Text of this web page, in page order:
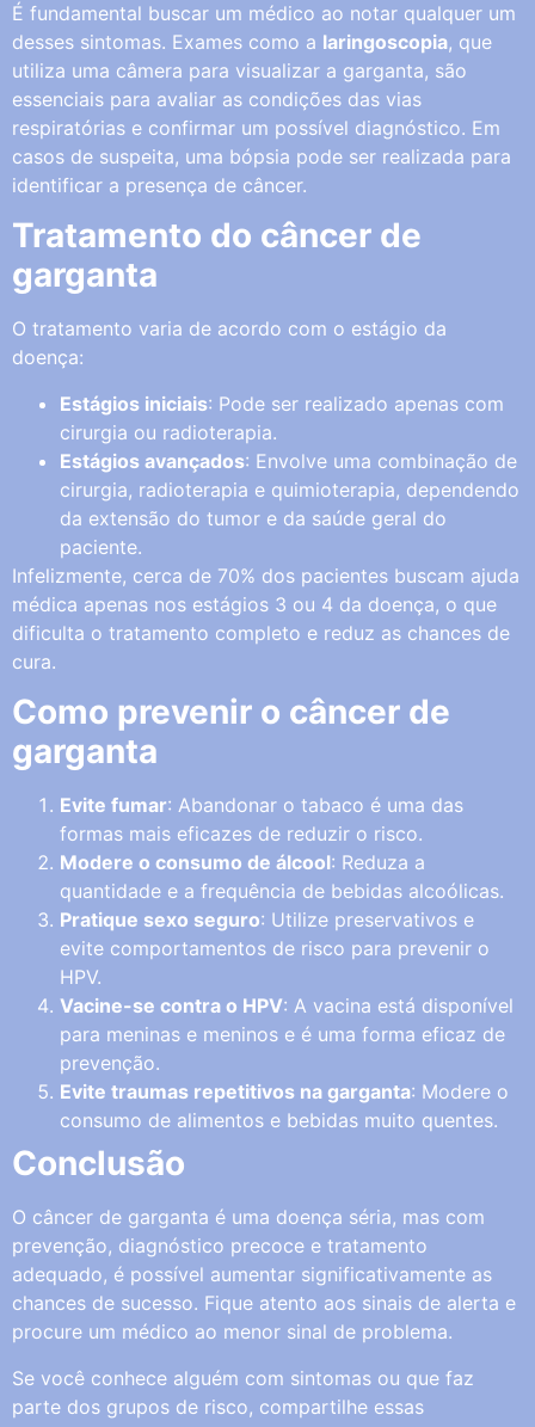
É fundamental buscar um médico ao notar qualquer um
desses sintomas. Exames como a laringoscopia, que
utiliza uma câmera para visualizar a garganta, são
essenciais para avaliar as condições das vias
respiratórias e confirmar um possível diagnóstico. Em
casos de suspeita, uma bópsia pode ser realizada para
identificar a presença de câncer.
Tratamento do câncer de
garganta
O tratamento varia de acordo com o estágio da
doença:
Estágios iniciais: Pode ser realizado apenas com
cirurgia ou radioterapia.
Estágios avançados: Envolve uma combinação de
cirurgia, radioterapia e quimioterapia, dependendo
da extensão do tumor e da saúde geral do
paciente.
Infelizmente, cerca de 70% dos pacientes buscam ajuda
médica apenas nos estágios 3 ou 4 da doença, o que
dificulta o tratamento completo e reduz as chances de
cura.
Como prevenir o câncer de
garganta
Evite fumar: Abandonar o tabaco é uma das
formas mais eficazes de reduzir o risco.
Modere o consumo de álcool: Reduza a
quantidade e a frequência de bebidas alcoólicas.
Pratique sexo seguro: Utilize preservativos e
evite comportamentos de risco para prevenir o
HPV.
Vacine-se contra o HPV: A vacina está disponível
para meninas e meninos e é uma forma eficaz de
prevenção.
Evite traumas repetitivos na garganta: Modere o
consumo de alimentos e bebidas muito quentes.
Conclusão
O câncer de garganta é uma doença séria, mas com
prevenção, diagnóstico precoce e tratamento
adequado, é possível aumentar significativamente as
chances de sucesso. Fique atento aos sinais de alerta e
procure um médico ao menor sinal de problema.
Se você conhece alguém com sintomas ou que faz
parte dos grupos de risco, compartilhe essas